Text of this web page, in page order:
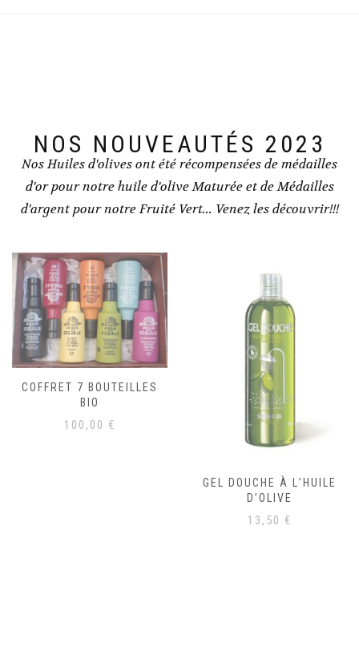
NOS NOUVEAUTÉS 2023
Nos Huiles d'olives ont été récompensées de médailles
d'or pour notre huile d'olive Maturée et de Médailles
d'argent pour notre Fruité Vert... Venez les découvrir!!!
COFFRET 7 BOUTEILLES
BIO
100,00 €
GEL DOUCHE À L’HUILE
D’OLIVE
13,50 €